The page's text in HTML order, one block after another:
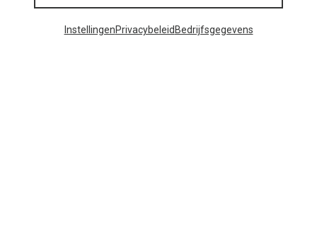
InstellingenPrivacybeleid Bedrijfsgegevens